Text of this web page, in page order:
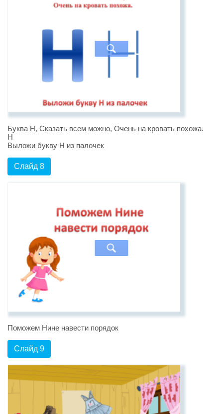
Буква Н, Сказать всем можно, Очень на кровать похожа.
Н
Выложи букву Н из палочек
Слайд 8
Поможем Нине навести порядок
Слайд 9